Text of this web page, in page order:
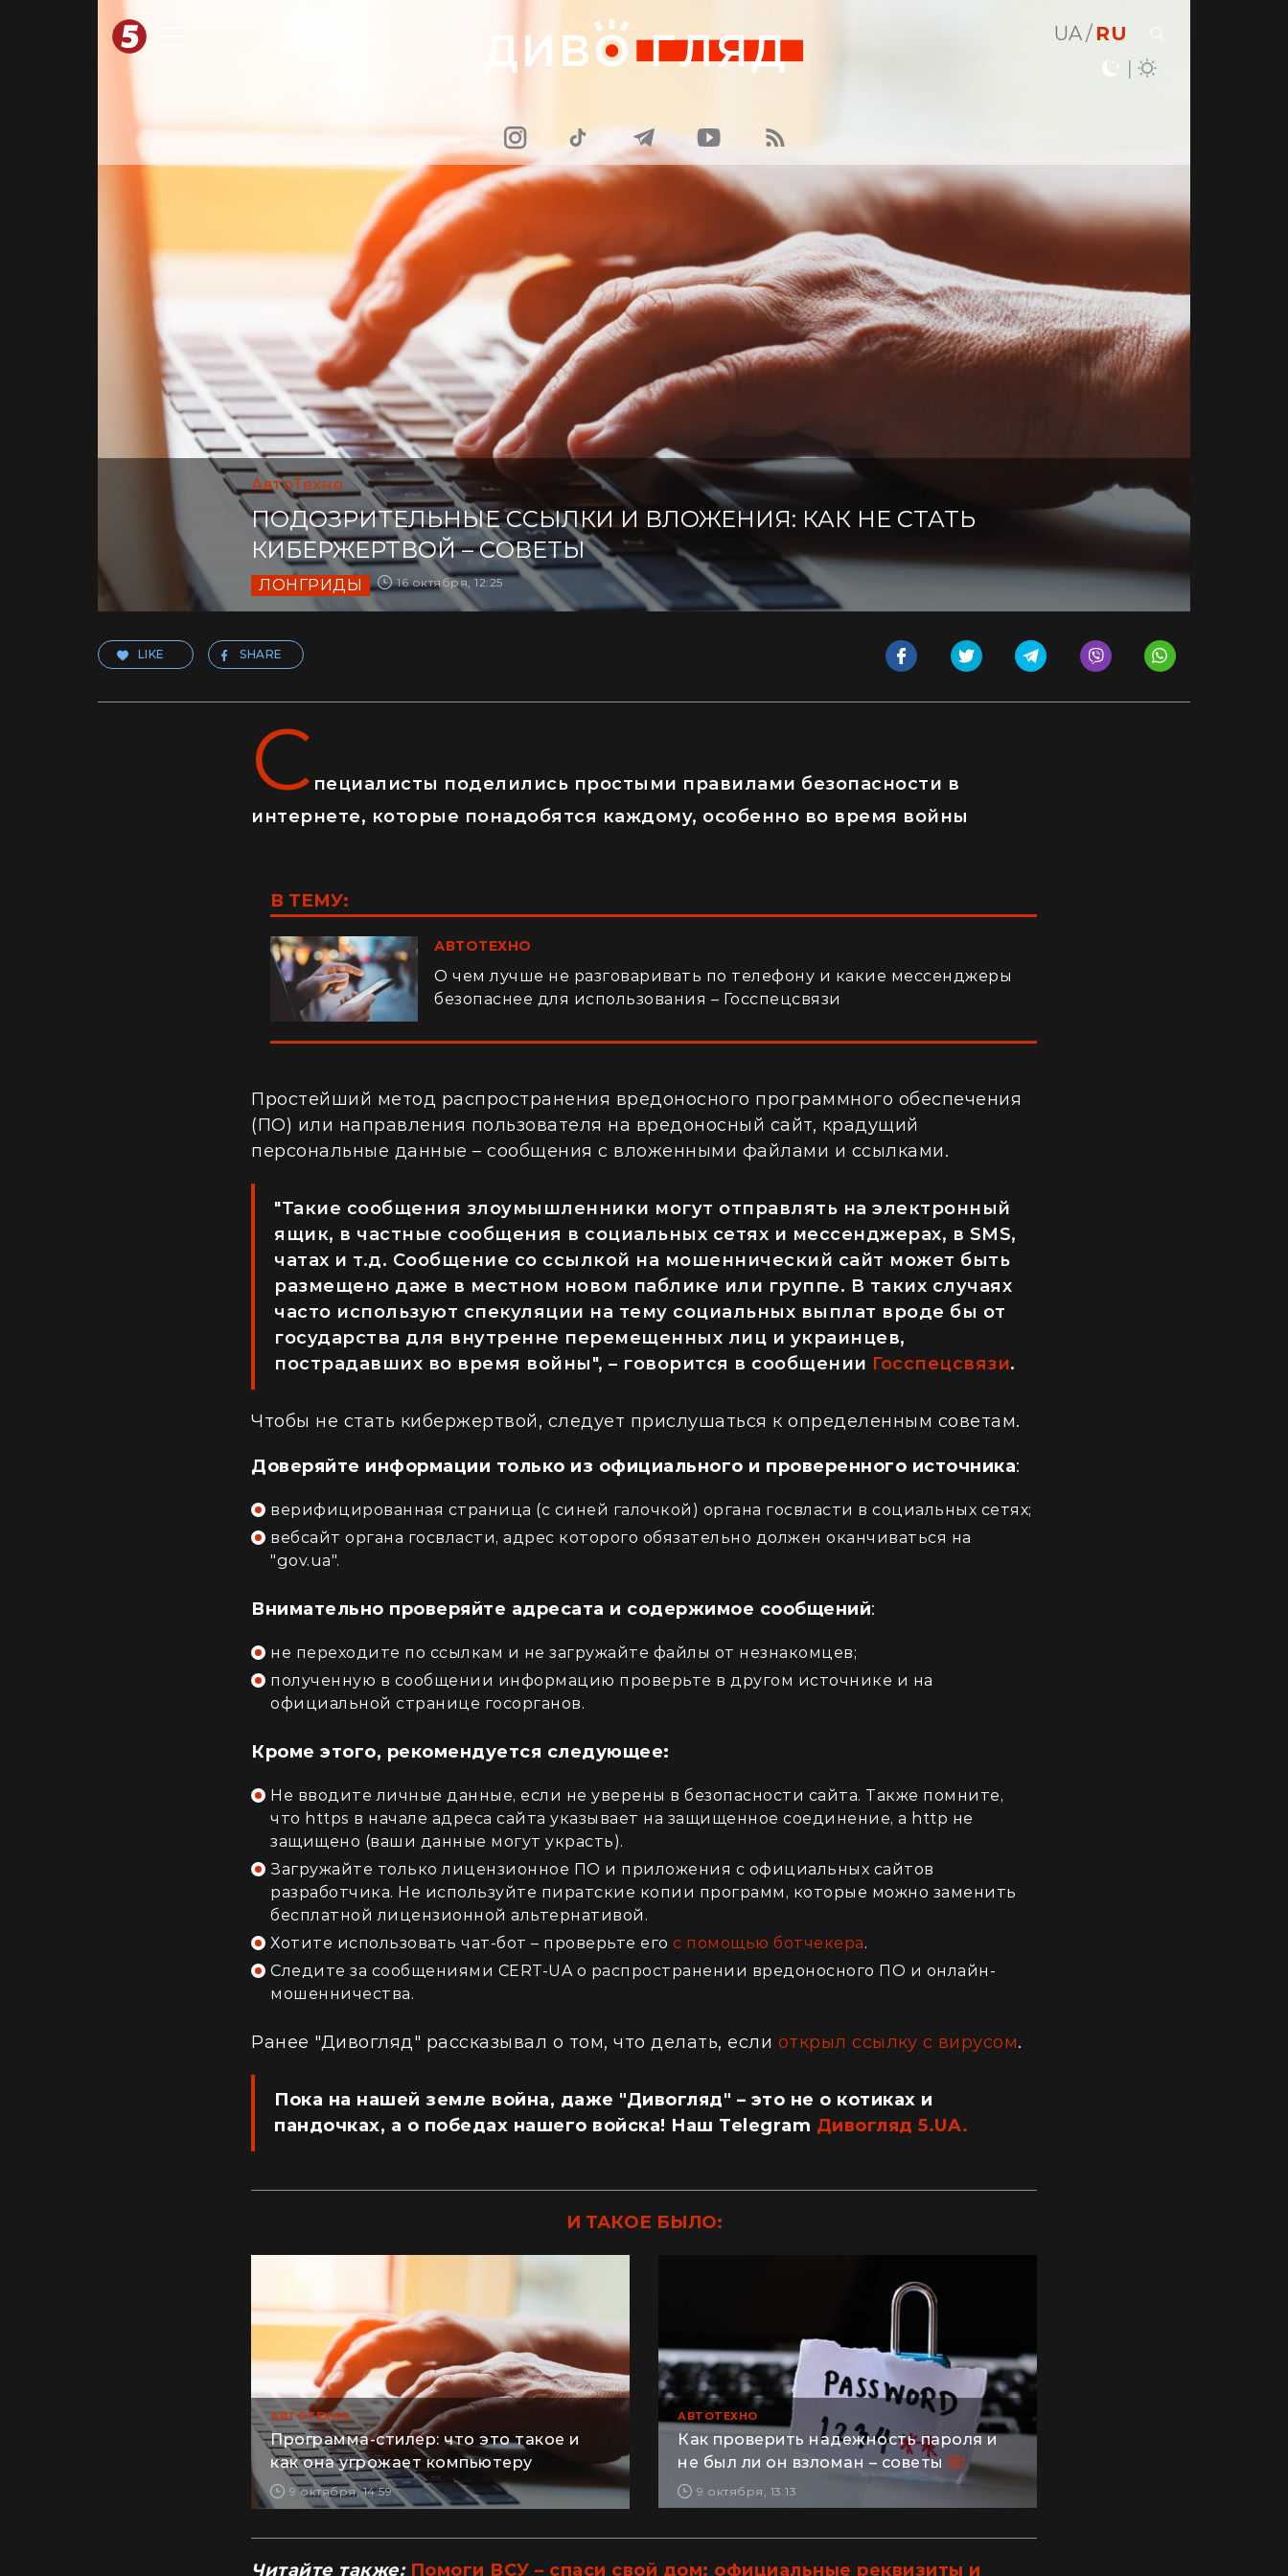
UA RU
АвтоТехно
ПОДОЗРИТЕЛЬНЫЕ ССЫЛКИ И ВЛОЖЕНИЯ: КАК НЕ СТАТЬ
КИБЕРЖЕРТВОЙ – СОВЕТЫ
ЛОНГРИДЫ 16 октября, 12:25
LIKE SHARE
С пециалисты поделились простыми правилами безопасности в
интернете, которые понадобятся каждому, особенно во время войны
В ТЕМУ:
АВТОТЕХНО
О чем лучше не разговаривать по телефону и какие мессенджеры
безопаснее для использования – Госспецсвязи
Простейший метод распространения вредоносного программного обеспечения
(ПО) или направления пользователя на вредоносный сайт, крадущий
персональные данные – сообщения с вложенными файлами и ссылками.
"Такие сообщения злоумышленники могут отправлять на электронный
ящик, в частные сообщения в социальных сетях и мессенджерах, в SMS,
чатах и т.д. Сообщение со ссылкой на мошеннический сайт может быть
размещено даже в местном новом паблике или группе. В таких случаях
часто используют спекуляции на тему социальных выплат вроде бы от
государства для внутренне перемещенных лиц и украинцев,
пострадавших во время войны", – говорится в сообщении Госспецсвязи.
Чтобы не стать кибержертвой, следует прислушаться к определенным советам.
Доверяйте информации только из официального и проверенного источника:
верифицированная страница (с синей галочкой) органа госвласти в социальных сетях;
вебсайт органа госвласти, адрес которого обязательно должен оканчиваться на
"gov.ua".
Внимательно проверяйте адресата и содержимое сообщений:
не переходите по ссылкам и не загружайте файлы от незнакомцев;
полученную в сообщении информацию проверьте в другом источнике и на
официальной странице госорганов.
Кроме этого, рекомендуется следующее:
Не вводите личные данные, если не уверены в безопасности сайта. Также помните,
что https в начале адреса сайта указывает на защищенное соединение, а http не
защищено (ваши данные могут украсть).
Загружайте только лицензионное ПО и приложения с официальных сайтов
разработчика. Не используйте пиратские копии программ, которые можно заменить
бесплатной лицензионной альтернативой.
Хотите использовать чат-бот – проверьте его с помощью ботчекера.
Следите за сообщениями CERT-UA о распространении вредоносного ПО и онлайн-
мошенничества.
Ранее "Дивогляд" рассказывал о том, что делать, если открыл ссылку с вирусом.
Пока на нашей земле война, даже "Дивогляд" – это не о котиках и
пандочках, а о победах нашего войска! Наш Telegram Дивогляд 5.UA.
И ТАКОЕ БЫЛО:
АВТОТЕХНО
Программа-стилер: что это такое и
как она угрожает компьютеру
9 октября, 14:59
АВТОТЕХНО
Как проверить надежность пароля и
не был ли он взломан – советы
9 октября, 13:13
Читайте также: Помоги ВСУ – спаси свой дом: официальные реквизиты и